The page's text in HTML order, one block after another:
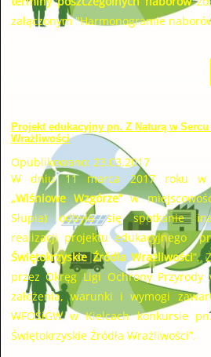
załączonym "Harmonogramie
Projekt edukacyjny pn. Z Naturą w
Wrażliwości
Opublikowano: 23.03.2017
W dniu 11 marca 2017 roku w
„Wiśniowe Wzgórze”w
Słupia) odbyła się spotkanie
realizacji projektu edukacyjnego
Świętokrzyskie Źródła Wrażliwości”.
przez Okręg Ligi Ochrony
założenia, warunki i wymogi
WFOŚiGW w Kielcach konkursie
Świętokrzyskie Źródła Wrażliwości”.